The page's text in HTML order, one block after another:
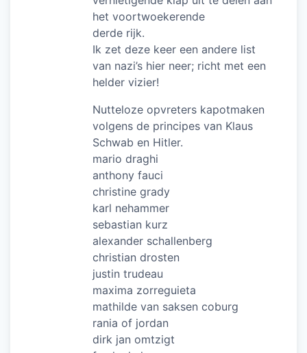
het voortwoekerende
derde rijk.
Ik zet deze keer een andere list
van nazi’s hier neer; richt met een
helder vizier!
Nutteloze opvreters kapotmaken
volgens de principes van Klaus
Schwab en Hitler.
mario draghi
anthony fauci
christine grady
karl nehammer
sebastian kurz
alexander schallenberg
christian drosten
justin trudeau
maxima zorreguieta
mathilde van saksen coburg
rania of jordan
dirk jan omtzigt